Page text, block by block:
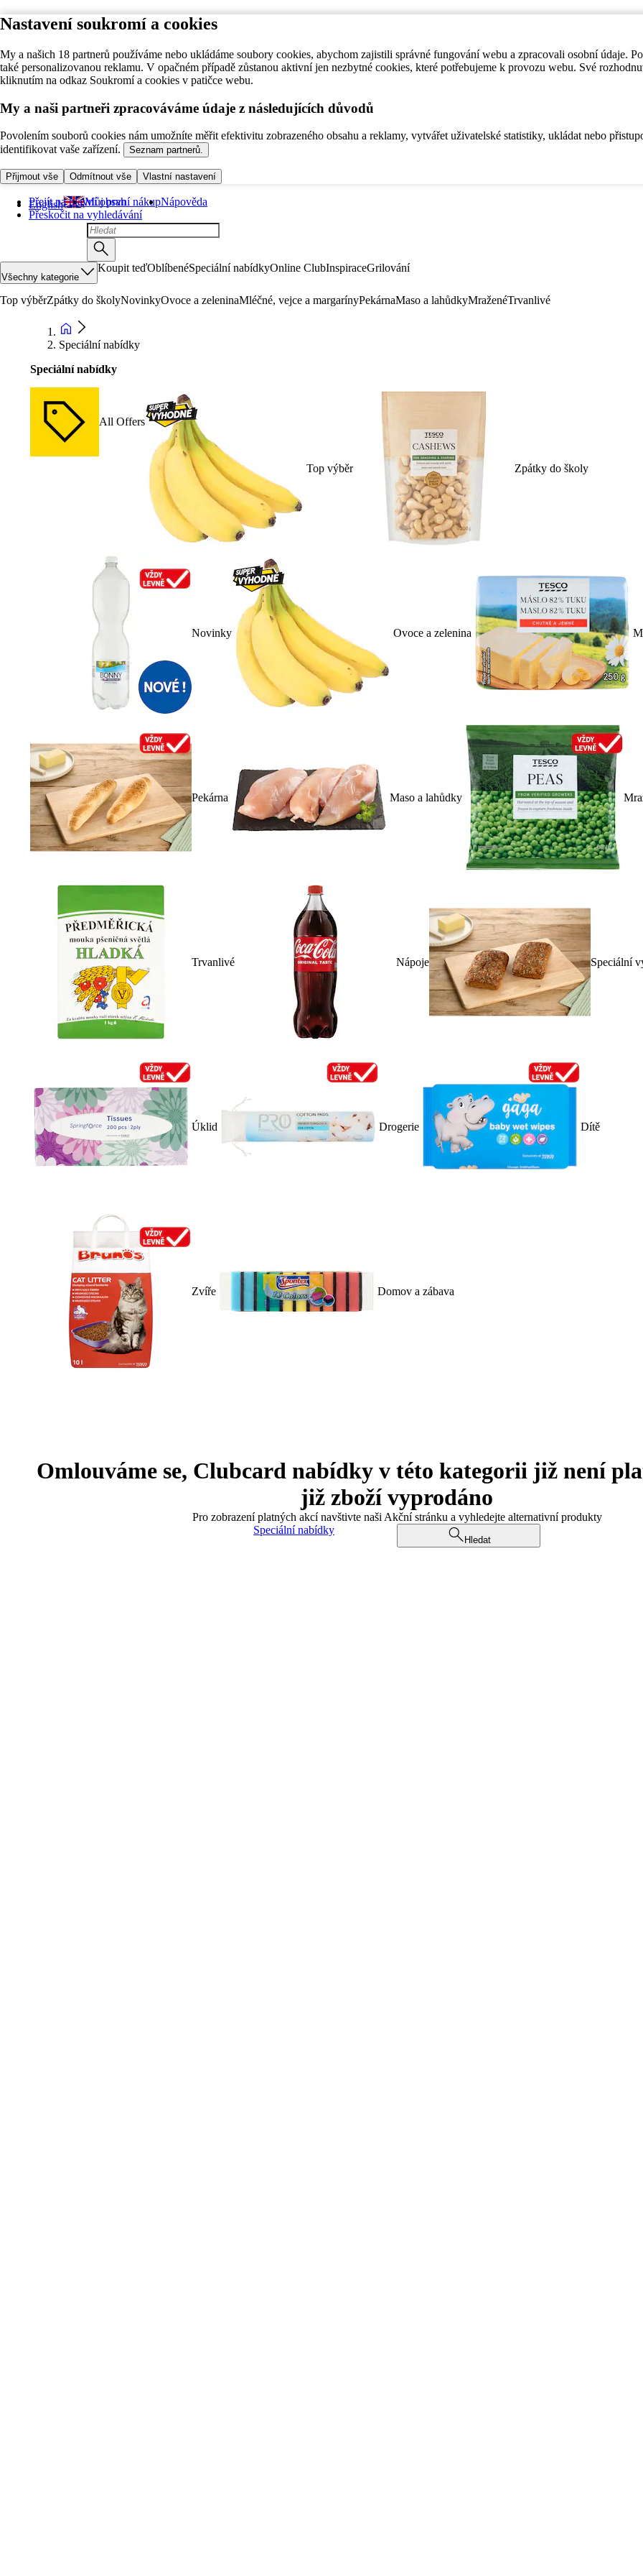
Nastavení soukromí a cookies
My a našich 18 partnerů používáme nebo ukládáme soubory cookies, abychom zajistili správné fungování webu a zpracovali osobní údaje.
také personalizovanou reklamu. V opačném případě zůstanou aktivní jen nezbytné cookies, které potřebujeme k provozu webu. Své
kliknutím na odkaz Soukromí a cookies v patičce webu.
My a naši partneři zpracováváme údaje z následujících důvodů
Povolením souborů cookies nám umožníte měřit efektivitu zobrazeného obsahu a reklamy, vytvářet uživatelské statistiky, ukládat nebo
identifikovat vaše zařízení.
Seznam partnerů.
Přijmout vše Odmítnout vše Vlastní nastavení
Přejít na hlavní obsah
Přeskočit na vyhledávání
English Můj první nákupNápověda
Všechny kategorie
Koupit teďOblíbenéSpeciální nabídkyOnline ClubInspiraceGrilování
Top výběrZpátky do školyNovinkyOvoce a zeleninaMléčné, vejce a margarínyPekárnaMaso a lahůdkyMraženéTrvanlivé
Speciální nabídky
Speciální nabídky
All Offers
Top výběr Zpátky do školy
Novinky Ovoce a zelenina
Pekárna Maso a lahůdky
Trvanlivé Nápoje Speciální
Úklid Drogerie Dítě
Zvíře Domov a zábava
Omlouváme se, Clubcard nabídky v této kategorii již není
již zboží vyprodáno
Pro zobrazení platných akcí navštivte naši Akční stránku a vyhledejte alternativní produkty
Speciální nabídky
Hledat